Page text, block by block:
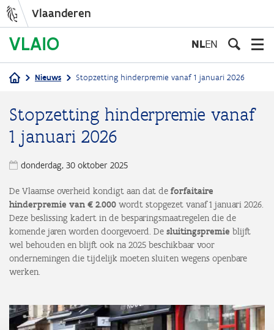
inhoud
Vlaanderen
NLEN
Nieuws Stopzetting hinderpremie vanaf 1 januari 2026
Stopzetting hinderpremie vanaf
1 januari 2026
donderdag, 30 oktober 2025
De Vlaamse overheid kondigt aan dat de forfaitaire
hinderpremie van € 2.000 wordt stopgezet vanaf 1 januari 2026.
Deze beslissing kadert in de besparingsmaatregelen die de
komende jaren worden doorgevoerd. De sluitingspremie blijft
wel behouden en blijft ook na 2025 beschikbaar voor
ondernemingen die tijdelijk moeten sluiten wegens openbare
werken.